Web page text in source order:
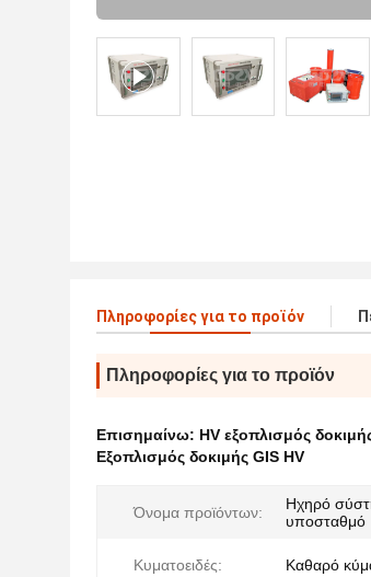
Πληροφορίες για το προϊόν
Πληροφορίες για το προϊόν
Επισημαίνω: HV εξοπλισμός
Εξοπλισμός δοκιμής GIS HV
Όνομα προϊόντων:
Ηχηρό
υποσταθμό
Κυματοειδές: Καθαρό